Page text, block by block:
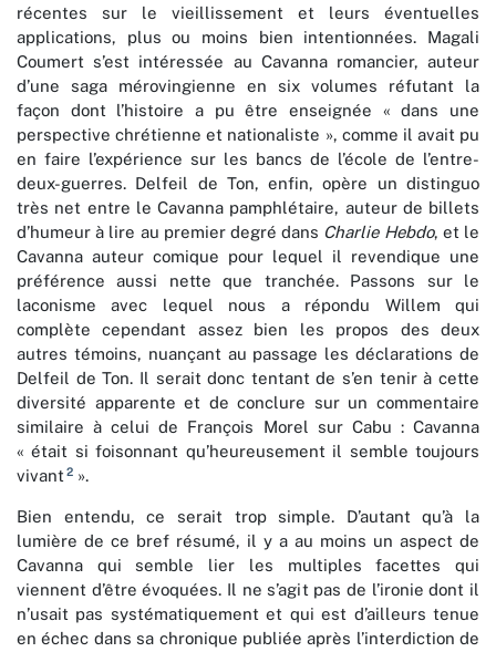
récentes sur le vieillissement et leurs éventuelles
applications, plus ou moins bien intentionnées. Magali
Coumert s’est intéressée au Cavanna romancier, auteur
d’une saga mérovingienne en six volumes réfutant la
façon dont l’histoire a pu être enseignée « dans une
perspective chrétienne et nationaliste », comme il avait pu
en faire l’expérience sur les bancs de l’école de l’entre-
deux-guerres. Delfeil de Ton, enfin, opère un distinguo
très net entre le Cavanna pamphlétaire, auteur de billets
d’humeur à lire au premier degré dans Charlie Hebdo, et le
Cavanna auteur comique pour lequel il revendique une
préférence aussi nette que tranchée. Passons sur le
laconisme avec lequel nous a répondu Willem qui
complète cependant assez bien les propos des deux
autres témoins, nuançant au passage les déclarations de
Delfeil de Ton. Il serait donc tentant de s’en tenir à cette
diversité apparente et de conclure sur un commentaire
similaire à celui de François Morel sur Cabu : Cavanna
« était si foisonnant qu’heureusement il semble toujours
vivant 2 ».
Bien entendu, ce serait trop simple. D’autant qu’à la
lumière de ce bref résumé, il y a au moins un aspect de
Cavanna qui semble lier les multiples facettes qui
viennent d’être évoquées. Il ne s’agit pas de l’ironie dont il
n’usait pas systématiquement et qui est d’ailleurs tenue
en échec dans sa chronique publiée après l’interdiction de